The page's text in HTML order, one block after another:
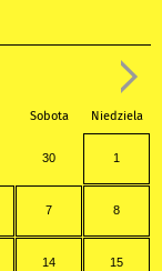
Sobota Niedziela
30 1
7 8
14 15